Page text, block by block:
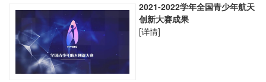
2021-2022学年全国青少年航天
创新大赛成果
[详情]